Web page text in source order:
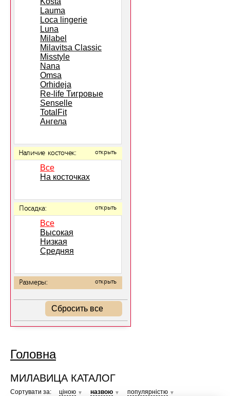
Lauma
Loca lingerie
Luna
Milabel
Milavitsa Classic
Misstyle
Nana
Omsa
Orhideja
Re-life Тигровые
Senselle
TotalFit
Ангела
Наличие косточек: открыть
Все
На косточках
Посадка: открыть
Все
Высокая
Низкая
Средняя
Размеры: открыть
Сбросить все
Головна
МИЛАВИЦА КАТАЛОГ
Сортувати за: ціною ▼ назвою ▼ популярністю ▼